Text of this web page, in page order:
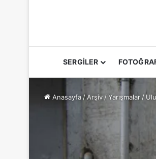
SERGİLER
Anasayfa /Arşiv /Yarışmalar /